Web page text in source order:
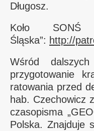
Długosz.
Koło SONŚ
Śląska”: http://
Wśród
przygotowanie
ratowania przed
hab. Czechowicz
czasopisma
Polska. Znajduje